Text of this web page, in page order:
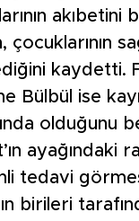
akıbetini
kaydetti.
Bülbül ise
olduğunu
ayağındaki
tedavi
birileri